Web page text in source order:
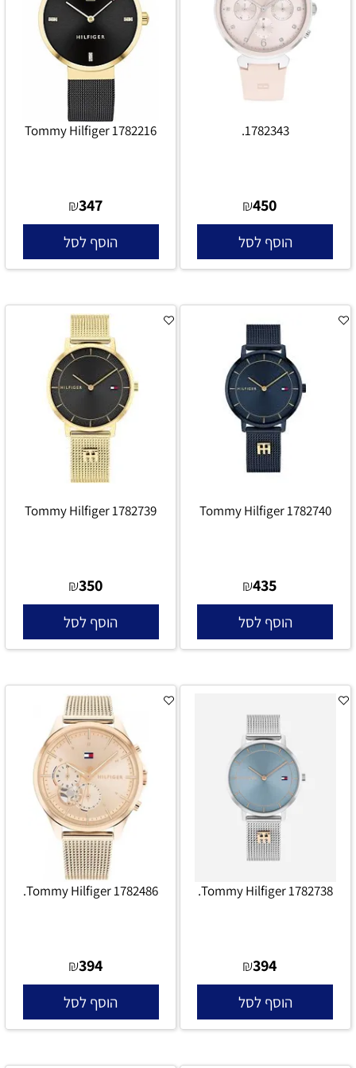
1782343.
₪450
הוסף לסל
Tommy Hilfiger 1782216
₪347
הוסף לסל
Tommy Hilfiger 1782740
₪435
הוסף לסל
Tommy Hilfiger 1782739
₪350
הוסף לסל
Tommy Hilfiger 1782738.
₪394
הוסף לסל
Tommy Hilfiger 1782486.
₪394
הוסף לסל